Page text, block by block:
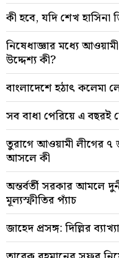
কী হবে, যদি শেখ হাসিনা
নিষেধাজ্ঞার মধ্যে
উদ্দেশ্য কী?
বাংলাদেশে হঠাৎ কলেমা
সব বাধা পেরিয়ে এ বছরই
তুরাগে আওয়ামী লীগের
আসলে কী
অন্তর্বর্তী সরকার আমলে
মূল্যস্ফীতির প্যাঁচ
জাহেদ প্রসঙ্গ: দিল্লির